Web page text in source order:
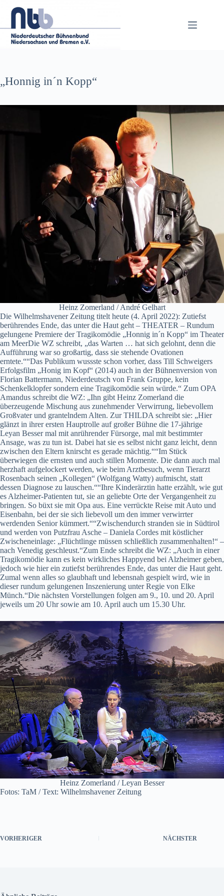
Inhalt
„Honnig in´n Kopp“
Heinz Zomerland / André Gelhart
Die Wilhelmshavener Zeitung titelt heute (4. April 2022): Zutiefst
berührendes Ende, das unter die Haut geht – THEATER – Rundum
gelungene Premiere der Tragikomödie „Honnig in´n Kopp“ im Theater
am MeerDie WZ schreibt, „das Warten … hat sich gelohnt, denn die
Aufführung war so großartig, dass sie stehende Ovationen
erntete.““Das Publikum wussste schon vorher, dass Till Schweigers
Erfolgsfilm „Honig im Kopf“ (2014) auch in der Bühnenversion von
Florian Battermann, Niederdeutsch von Frank Gruppe, kein
Schenkelklopfer sondern eine Tragikomödie sein würde.“ Zum OPA
Amandus schreibt die WZ: „Ihn gibt Heinz Zomerland die
überzeugende Mischung aus zunehmender Verwirrung, liebevollem
Großvater und grantelndem Alten. Zur THILDA schreibt sie: „Hier
glänzt in ihrer ersten Hauptrolle auf großer Bühne die 17-jährige
Leyan Besser mal mit anrührender Fürsorge, mal mit bestimmter
Ansage, was zu tun ist. Dabei hat sie es selbst nicht ganz leicht, denn
zwischen den Eltern knirscht es gerade mächtig.““Im Stück
überwiegen die ernsten und auch stillen Momente. Die dann auch mal
herzhaft aufgelockert werden, wie beim Arztbesuch, wenn Tierarzt
Rosenbach seinen „Kollegen“ (Wolfgang Watty) aufmischt, statt
dessen Diagnose zu lauschen.““Ihre Kinderärztin hatte erzählt, wie gut
es Alzheimer-Patienten tut, sie an geliebte Orte der Vergangenheit zu
bringen. So büxt sie mit Opa aus. Eine verrückte Reise mit Auto und
Eisenbahn, bei der sie sich liebevoll um den immer verwirrter
werdenden Senior kümmert.““Zwischendurch stranden sie in Südtirol
und werden von Putzfrau Asche – Daniela Cordes mit köstlicher
Zwischeneinlage: „Flüchtlinge müssen schließlich zusammenhalten!“ –
nach Venedig geschleust.“Zum Ende schreibt die WZ: „Auch in einer
Tragikomödie kann es kein wirkliches Happyend bei Alzheimer geben,
jedoch wie hier ein zutiefst berührendes Ende, das unter die Haut geht.
Zumal wenn alles so glaubhaft und lebensnah gespielt wird, wie in
dieser rundum gelungenen Inszenierung unter Regie von Elke
Münch.“Die nächsten Vorstellungen folgen am 9., 10. und 20. April
jeweils um 20 Uhr sowie am 10. April auch um 15.30 Uhr.
Heinz Zomerland / Leyan Besser
Fotos: TaM / Text: Wilhelmshavener Zeitung
VORHERIGER NÄCHSTER